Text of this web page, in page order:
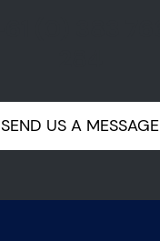
SEND US A MESSAGE